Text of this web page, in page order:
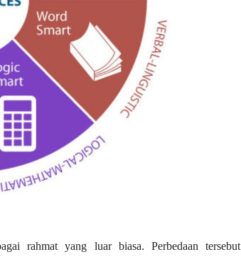
rahmat yang luar biasa. Perbedaan tersebut